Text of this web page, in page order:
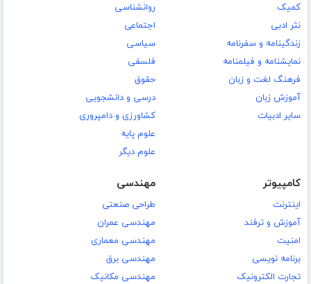
کمیک
نثر ادبی
زندگینامه و سفرنامه
نمایشنامه و فیلمنامه
فرهنگ لغت و زبان
آموزش زبان
سایر ادبیات
روانشناسی
اجتماعی
سیاسی
فلسفی
حقوق
درسی و دانشجویی
کشاورزی و دامپروری
علوم پایه
علوم دیگر
کامپیوتر
اینترنت
آموزش و ترفند
امنیت
برنامه نویسی
تجارت الکترونیک
مهندسی
طراحی صنعتی
مهندسی عمران
مهندسی معماری
مهندسی برق
مهندسی مکانیک